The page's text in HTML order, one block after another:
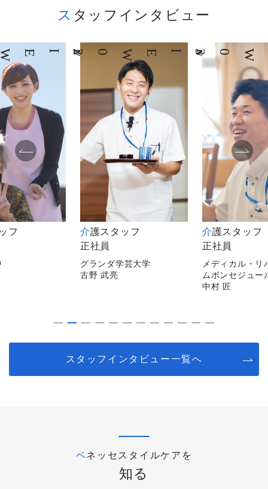
スタッフインタビュー
INTERVIEW INTERVIEW
ッフ
芸大学
03
介護スタッフ
正社員
メディカル・リハビリホー
ムボンセジュール千葉
04
介護スタッ
非常勤
メディカルホ
逗子
平山 陽子
スタッフインタビュー一覧へ
ベネッセスタイルケアを
知る